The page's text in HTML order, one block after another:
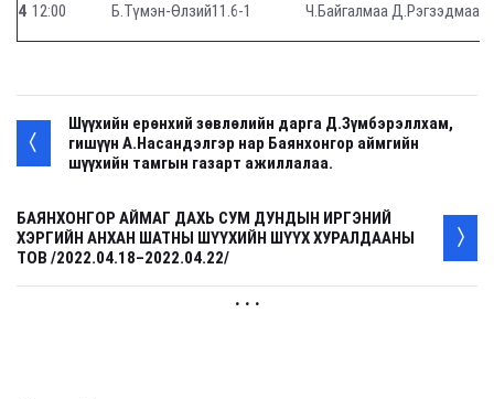
4 12:00 Б.Түмэн-Өлзий11.6-1 Ч.БайгалмааД.Рэгзэдмаа
Шүүхийн ерөнхий зөвлөлийн дарга Д.Зүмбэрэллхам,
гишүүн А.Насандэлгэр нар Баянхонгор аймгийн
шүүхийн тамгын газарт ажиллалаа.
БАЯНХОНГОР АЙМАГ ДАХЬ СУМ ДУНДЫН ИРГЭНИЙ
ХЭРГИЙН АНХАН ШАТНЫ ШҮҮХИЙН ШҮҮХ ХУРАЛДААНЫ
ТОВ /2022.04.18–2022.04.22/
. . .